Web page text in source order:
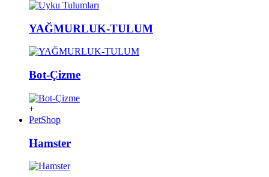
YAĞMURLUK-TULUM
Bot-Çizme
+
PetShop
Hamster